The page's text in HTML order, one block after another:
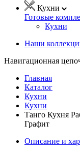
Кухни
Готовые
Кухни
Наши
Навигационная
Главная
Каталог
Кухни
Кухни
Танго Кухня
Графит
Описание и